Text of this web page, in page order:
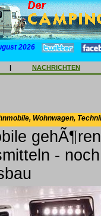
2026
| NACHRICHTEN
Wohnwagen,
-